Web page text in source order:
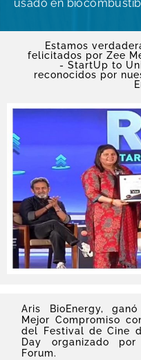
usado en
Estamos
felicitados por Zee
- StartUp to
reconocidos por
Aris BioEnergy,
Mejor Compromiso
del Festival de Cine
Day organizado
Forum.